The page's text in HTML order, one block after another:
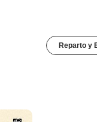
Reparto y